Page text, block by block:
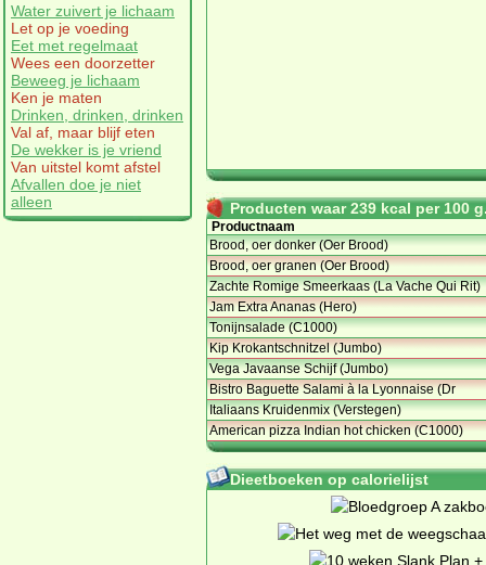
Water zuivert je lichaam
Let op je voeding
Eet met regelmaat
Wees een doorzetter
Beweeg je lichaam
Ken je maten
Drinken, drinken, drinken
Val af, maar blijf eten
De wekker is je vriend
Van uitstel komt afstel
Afvallen doe je niet
alleen
Producten waar 239 kcal per 100
Productnaam
Brood, oer donker (Oer Brood)
Brood, oer granen (Oer Brood)
Zachte Romige Smeerkaas (La Vache Qui Rit)
Jam Extra Ananas (Hero)
Tonijnsalade (C1000)
Kip Krokantschnitzel (Jumbo)
Vega Javaanse Schijf (Jumbo)
Bistro Baguette Salami à la Lyonnaise (Dr
Italiaans Kruidenmix (Verstegen)
American pizza Indian hot chicken (C1000)
Dieetboeken op calorielijst